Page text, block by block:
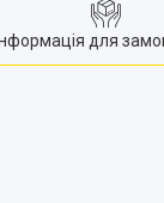
для